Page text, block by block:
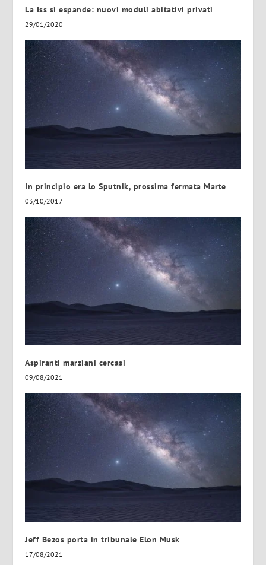
La Iss si espande: nuovi moduli abitativi privati
29/01/2020
In principio era lo Sputnik, prossima fermata Marte
03/10/2017
Aspiranti marziani cercasi
09/08/2021
Jeff Bezos porta in tribunale Elon Musk
17/08/2021